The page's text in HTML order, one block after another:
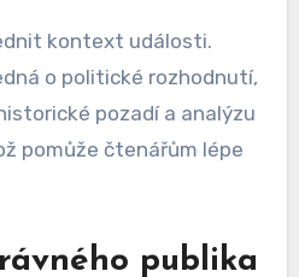
kontext události.
o politické rozhodnutí,
pozadí a analýzu
pomůže čtenářům lépe
publika